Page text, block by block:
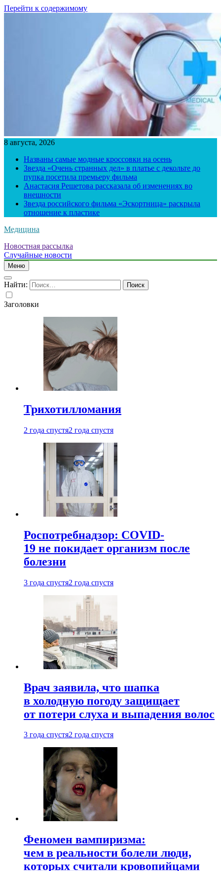
Перейти к содержимому
8 августа, 2026
Названы самые модные кроссовки на осень
Звезда «Очень странных дел» в платье с декольте до
пупка посетила премьеру фильма
Анастасия Решетова рассказала об изменениях во
внешности
Звезда российского фильма «Эскортница» раскрыла
отношение к пластике
Медицина
Новостная рассылка
Случайные новости
Меню
Найти:
Заголовки
Трихотилломания
2 года спустя2 года спустя
Роспотребнадзор: COVID-
19 не покидает организм после
болезни
3 года спустя2 года спустя
Врач заявила, что шапка
в холодную погоду защищает
от потери слуха и выпадения волос
3 года спустя2 года спустя
Феномен вампиризма:
чем в реальности болели люди,
которых считали кровопийцами